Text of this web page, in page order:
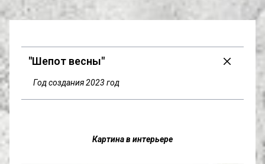
"Шепот весны"
Год создания 2023 год
Картина в интерьере